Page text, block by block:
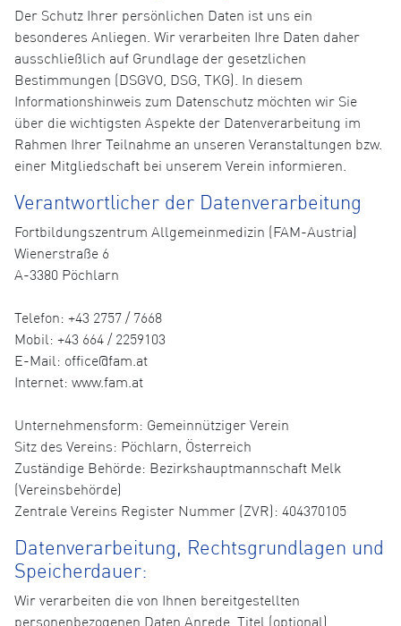
Der Schutz Ihrer persönlichen Daten ist uns ein
besonderes Anliegen. Wir verarbeiten Ihre Daten daher
ausschließlich auf Grundlage der gesetzlichen
Bestimmungen (DSGVO, DSG, TKG). In diesem
Informationshinweis zum Datenschutz möchten wir Sie
über die wichtigsten Aspekte der Datenverarbeitung im
Rahmen Ihrer Teilnahme an unseren Veranstaltungen bzw.
einer Mitgliedschaft bei unserem Verein informieren.
Verantwortlicher der Datenverarbeitung
Fortbildungszentrum Allgemeinmedizin (FAM-Austria)
Wienerstraße 6
A-3380 Pöchlarn
Telefon: +43 2757 / 7668
Mobil: +43 664 / 2259103
E-Mail: office@fam.at
Internet: www.fam.at
Unternehmensform: Gemeinnütziger Verein
Sitz des Vereins: Pöchlarn, Österreich
Zuständige Behörde: Bezirkshauptmannschaft Melk
(Vereinsbehörde)
Zentrale Vereins Register Nummer (ZVR): 404370105
Datenverarbeitung, Rechtsgrundlagen und
Speicherdauer:
Wir verarbeiten die von Ihnen bereitgestellten
personenbezogenen Daten Anrede, Titel (optional),